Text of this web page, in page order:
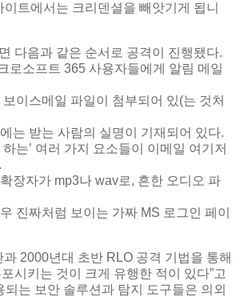
트에서는 크리덴셜을 빼앗기게 됩니
다음과 같은 순서로 공격이 진행됐다.
로소프트 365 사용자들에게 알림 메일
이스메일 파일이 첨부되어 있(는 것처
는 받는 사람의 실명이 기재되어 있다.
는’ 여러 가지 요소들이 이메일 여기저
장자가 mp3나 wav로, 흔한 오디오 파
진짜처럼 보이는 가짜 MS 로그인 페이
과 2000년대 초반 RLO 공격 기법을 통해
시키는 것이 크게 유행한 적이 있다”고
되는 보안 솔루션과 탐지 도구들은 의외